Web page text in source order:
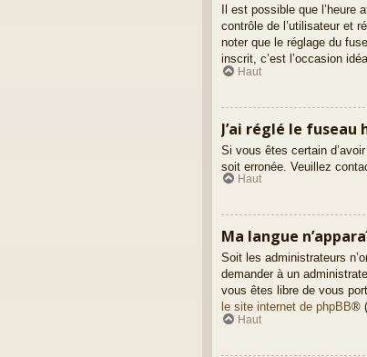
Il est possible que
contrôle de l’utilisateur et
noter que le réglage du
inscrit, c’est l’occasion
Haut
J’ai réglé le fuseau
Si vous êtes certain
soit erronée. Veuillez
Haut
Ma langue
Soit les administrateurs
demander à un
vous êtes libre de vous
le site internet de phpBB®
Haut